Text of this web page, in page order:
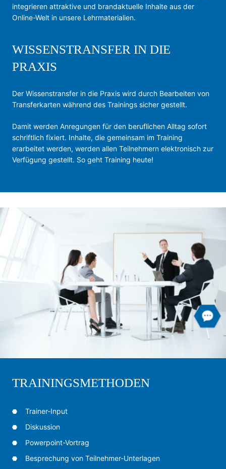
integrieren attraktive und brandaktuelle Inhalte aus der
Online-Welt in unsere Lehrmaterialien.
WISSENSTRANSFER IN DIE
PRAXIS
Der Wissenstransfer in die Praxis wird durch Bearbeiten von
Transferkarten während des Trainings sicher gestellt.
Damit werden Anregungen für den beruflichen Alltag sofort
schriftlich fixiert. Inhalte, die gemeinsam im Training
erarbeitet werden, werden allen Teilnehmern elektronisch zur
Verfügung gestellt. So geht Training heute!
TRAININGSMETHODEN
Trainer-Input
Diskussion
Powerpoint-Vortrag
Besprechung von Teilnehmer-Unterlagen